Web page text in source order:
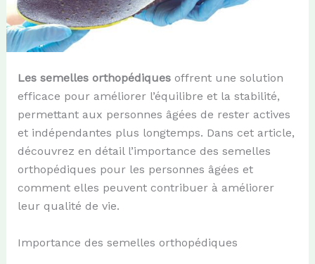
Les semelles orthopédiquesoffrent une solution
efficace pour améliorer l’équilibre et la stabilité,
permettant aux personnes âgées de rester actives
et indépendantes plus longtemps. Dans cet article,
découvrez en détail l’importance des semelles
orthopédiques pour les personnes âgées et
comment elles peuvent contribuer à améliorer
leur qualité de vie.
Importance des semelles orthopédiques